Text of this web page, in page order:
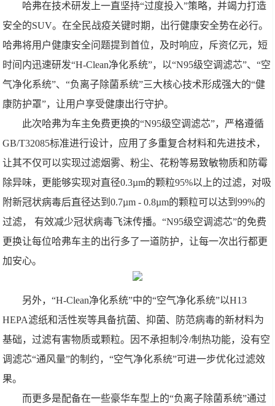
哈弗在技术研发上一直坚持“过度投入”策略，并竭力打造
安全的SUV。在全民战疫关键时期，出行健康安全势在必行。
哈弗将用户健康安全问题提到首位，及时响应，斥资亿元，短
时间内迅速研发“H-Clean净化系统”，以“N95级空调滤芯”、“空
气净化系统”、“负离子除菌系统”三大核心技术形成强大的“健
康防护罩”，让用户享受健康出行守护。
此次哈弗为车主免费更换的“N95级空调滤芯”，严格遵循
GB/T32085标准进行设计，应用了多重复合材料和先进技术，
让其不仅可以实现过滤烟雾、粉尘、花粉等易致敏物质和防霉
除异味，更能够实现对直径0.3µm的颗粒95%以上的过滤，对吸
附新冠状病毒后直径达到0.7µm - 0.8µm的颗粒可以达到99%的
过滤， 有效减少冠状病毒飞沫传播。“N95级空调滤芯”的免费
更换让每位哈弗车主的出行多了一道防护，让每一次出行都更
加安心。
另外，“H-Clean净化系统”中的“空气净化系统”以H13
HEPA滤纸和活性炭等具备抗菌、抑菌、防范病毒的新材料为
基础，过滤有害物质或颗粒。因不承担制冷/制热功能，没有空
调滤芯“通风量”的制约，“空气净化系统”可进一步优化过滤效
果。
而更多是配备在一些豪华车型上的“负离子除菌系统”通过